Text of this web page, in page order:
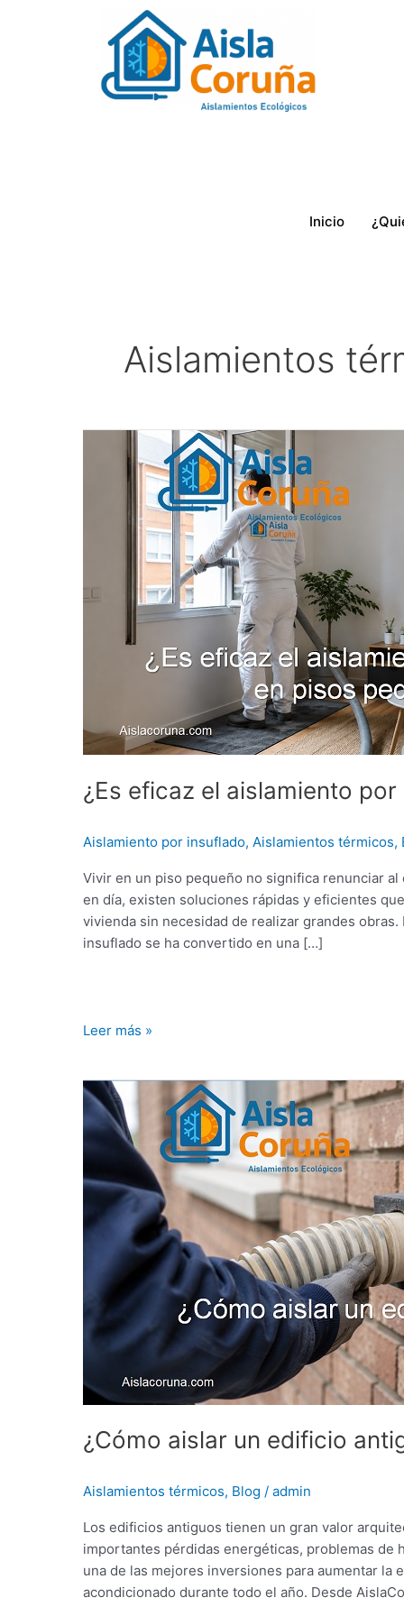
Inicio
Aislamientos
¿Es eficaz el aislamiento
Aislamiento por insuflado, Aislamientos térmicos,
Vivir en un piso pequeño no significa renunciar
en día, existen soluciones rápidas y eficientes
vivienda sin necesidad de realizar grandes
insuflado se ha convertido en una […]
aislamiento
pisos
pequeños?
Leer más »
¿Cómo aislar un edificio
Aislamientos térmicos, Blog / admin
Los edificios antiguos tienen un gran valor
importantes pérdidas energéticas, problemas de
una de las mejores inversiones para aumentar
acondicionado durante todo el año. Desde
¿Cómo
aislar
un
edificio
antiguo?